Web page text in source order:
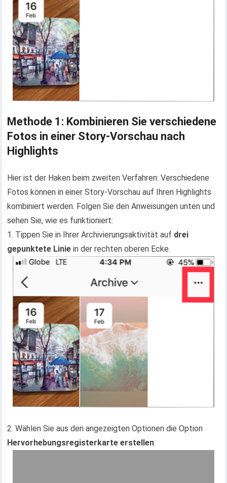
Methode 1: Kombinieren Sie verschiedene
Fotos in einer Story-Vorschau nach
Highlights
Hier ist der Haken beim zweiten Verfahren: Verschiedene
Fotos können in einer Story-Vorschau auf Ihren Highlights
kombiniert werden. Folgen Sie den Anweisungen unten und
sehen Sie, wie es funktioniert:
1. Tippen Sie in Ihrer Archivierungsaktivität auf drei
gepunktete Linie in der rechten oberen Ecke.
2. Wählen Sie aus den angezeigten Optionen die Option
Hervorhebungsregisterkarte erstellen.